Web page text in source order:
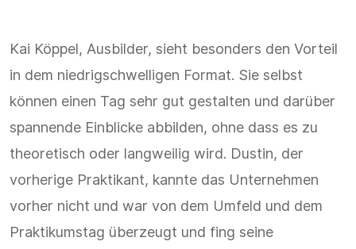
Kai Köppel, Ausbilder, sieht besonders den Vorteil
in dem niedrigschwelligen Format. Sie selbst
können einen Tag sehr gut gestalten und darüber
spannende Einblicke abbilden, ohne dass es zu
theoretisch oder langweilig wird. Dustin, der
vorherige Praktikant, kannte das Unternehmen
vorher nicht und war von dem Umfeld und dem
Praktikumstag überzeugt und fing seine